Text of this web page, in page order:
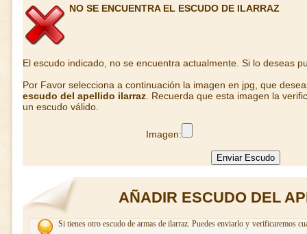
NO SE ENCUENTRA EL ESCUDO DE ILARRAZ
El escudo indicado, no se encuentra actualmente. Si lo deseas
Por Favor selecciona a continuación la imagen en jpg, que
escudo del apellido ilarraz . Recuerda que esta imagen la
un escudo válido.
Imagen:
AÑADIR ESCUDO DEL
Si tienes otro escudo de armas de ilarraz. Puedes enviarlo y verificaremos